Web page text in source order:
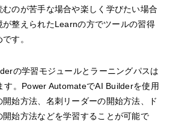
のが苦手な場合や楽しく学びたい場合
が整えられたLearnの方でツールの習得
す。
の学習モジュールとラーニングパスは
す。Power AutomateでAI Builderを使用
始方法、名刺リーダーの開始方法、ド
始方法などを学習することが可能で